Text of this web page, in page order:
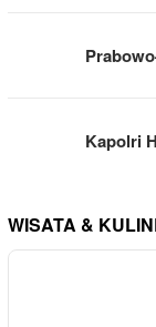
Kapolri
WISATA &